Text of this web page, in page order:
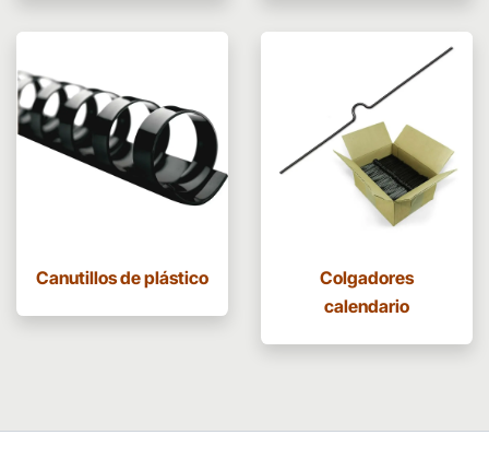
Canutillos de plástico
Colgadores
calendario